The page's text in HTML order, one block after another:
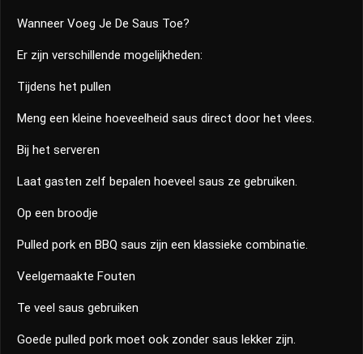
Wanneer Voeg Je De Saus Toe?
Er zijn verschillende mogelijkheden:
Tijdens het pullen
Meng een kleine hoeveelheid saus direct door het vlees.
Bij het serveren
Laat gasten zelf bepalen hoeveel saus ze gebruiken.
Op een broodje
Pulled pork en BBQ saus zijn een klassieke combinatie.
Veelgemaakte Fouten
Te veel saus gebruiken
Goede pulled pork moet ook zonder saus lekker zijn.